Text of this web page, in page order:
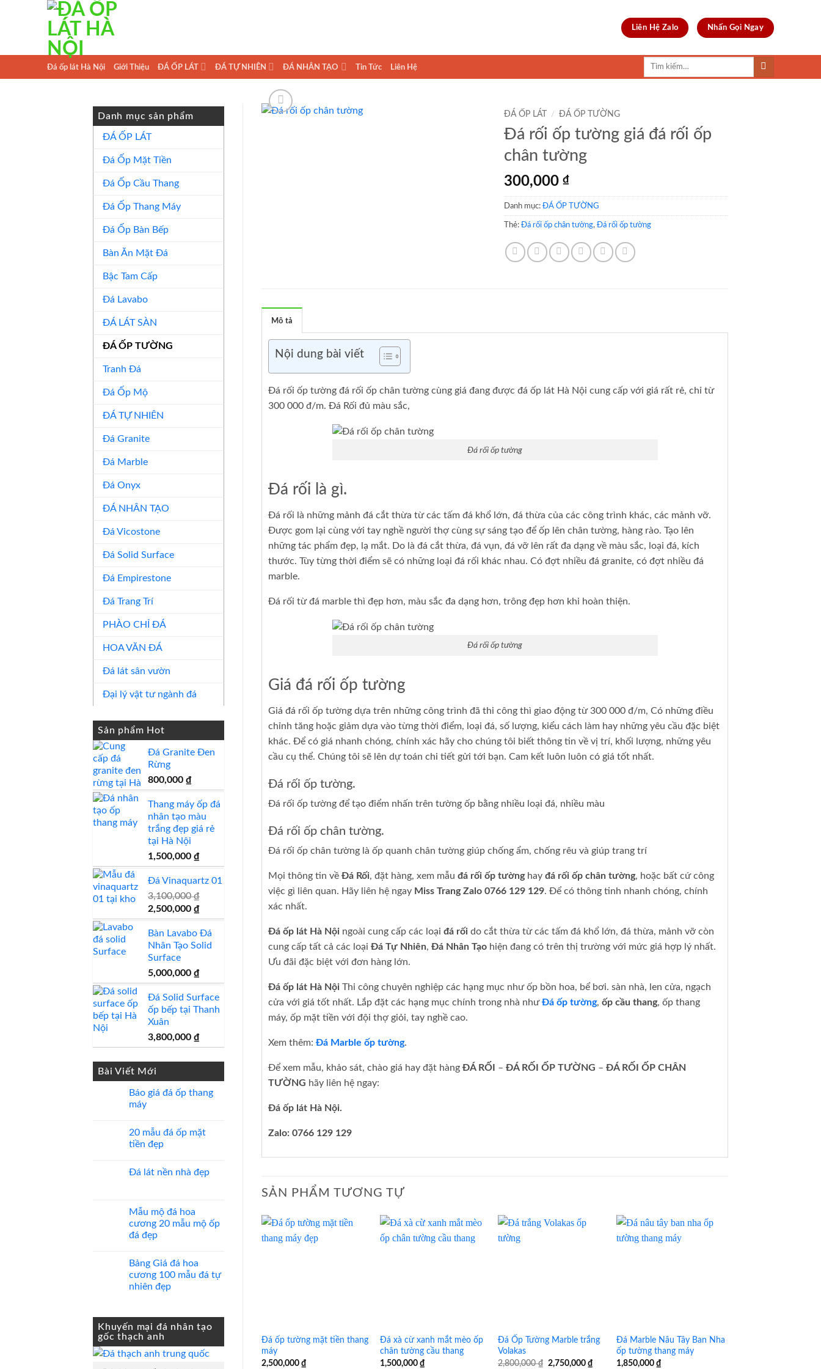
Liên Hệ Zalo Nhấn Gọi Ngay
Đá ốp lát Hà Nội Giới Thiệu ĐÁ ỐP LÁT ĐÁ TỰ NHIÊN ĐÁ NHÂN TẠO Tin Tức Liên Hệ
Tìm
Danh mục sản phẩm
ĐÁ ỐP LÁT
Đá Ốp Mặt Tiền
Đá Ốp Cầu Thang
Đá Ốp Thang Máy
Đá Ốp Bàn Bếp
Bàn Ăn Mặt Đá
Bậc Tam Cấp
Đá Lavabo
ĐÁ LÁT SÀN
ĐÁ ỐP TƯỜNG
Tranh Đá
Đá Ốp Mộ
ĐÁ TỰ NHIÊN
Đá Granite
Đá Marble
Đá Onyx
ĐÁ NHÂN TẠO
Đá Vicostone
Đá Solid Surface
Đá Empirestone
Đá Trang Trí
PHÀO CHỈ ĐÁ
HOA VĂN ĐÁ
Đá lát sân vườn
Đại lý vật tư ngành đá
Sản phẩm Hot
Đá Granite Đen
Rừng
800,000 ₫
Thang máy ốp đá
nhân tạo màu
trắng đẹp giá rẻ
tại Hà Nội
1,500,000 ₫
Đá Vinaquartz 01
3,100,000₫
Giá
gốc
là:
3,100,000 ₫.
2,500,000 ₫Giá
hiện
tại
là:
Bàn Lavabo Đá
Nhân Tạo Solid
Surface
5,000,000 ₫
Đá Solid Surface
ốp bếp tại Thanh
Xuân
3,800,000 ₫
Bài Viết Mới
Báo giá đá ốp thang
máy
bình
luận
ở
đá
20 mẫu đá ốp mặt
tiền đẹp
bình
đá
mặt
tiền
Đá lát nền nhà đẹp
luận
ở
Đá
lát
nền
Mẫu mộ đá hoa
cương 20 mẫu mộ ốp
đá đẹp
bình
luận
ở
Mẫu
cương
20
mẫu
mộ
ốp
đá
Bảng Giá đá hoa
cương 100 mẫu đá tự
nhiên đẹp
ở
Bảng
Giá
đá
Khuyến mại đá nhân tạo
gốc thạch anh
ĐÁ ỐP LÁT / ĐÁ ỐP TƯỜNG
Đá rối ốp tường giá đá rối ốp
chân tường
300,000 ₫
Danh mục: ĐÁ ỐP TƯỜNG
Thẻ: Đá rối ốp chân tường, Đá rối ốp tường
Mô tả
Nội dung bài viết
Đá rối ốp tường đá rối ốp chân tường cùng giá đang được đá ốp lát Hà Nội cung cấp với giá rất rẻ, chỉ từ
300 000 đ/m. Đá Rối đủ màu sắc,
Đá rối ốp tường
Đá rối là gì.
Đá rối là những mảnh đá cắt thừa từ các tấm đá khổ lớn, đá thừa của các công trình khác, các mảnh vỡ.
Được gom lại cùng với tay nghề người thợ cùng sự sáng tạo để ốp lên chân tường, hàng rào. Tạo lên
những tác phẩm đẹp, lạ mắt. Do là đá cắt thừa, đá vụn, đá vỡ lên rất đa dạng về màu sắc, loại đá, kích
thước. Tùy từng thời điểm sẽ có những loại đá rối khác nhau. Có đợt nhiều đá granite, có đợt nhiều đá
marble.
Đá rối từ đá marble thì đẹp hơn, màu sắc đa dạng hơn, trông đẹp hơn khi hoàn thiện.
Đá rối ốp tường
Giá đá rối ốp tường
Giá đá rối ốp tường dựa trên những công trình đã thi công thì giao động từ 300 000 đ/m, Có những điều
chỉnh tăng hoặc giảm dựa vào từng thời điểm, loại đá, số lượng, kiểu cách làm hay những yêu cầu đặc biệt
khác. Để có giá nhanh chóng, chính xác hãy cho chúng tôi biết thông tin về vị trí, khối lượng, những yêu
cầu cụ thể. Chúng tôi sẽ lên dự toán chi tiết gửi tới bạn. Cam kết luôn luôn có giá tốt nhất.
Đá rối ốp tường.
Đá rối ốp tường để tạo điểm nhấn trên tường ốp bằng nhiều loại đá, nhiều màu
Đá rối ốp chân tường.
Đá rối ốp chân tường là ốp quanh chân tường giúp chống ẩm, chống rêu và giúp trang trí
Mọi thông tin về Đá Rối, đặt hàng, xem mẫu đá rối ốp tườnghay đá rối ốp chân tường, hoặc bất cứ công
việc gì liên quan. Hãy liên hệ ngay Miss Trang Zalo 0766 129 129. Để có thông tinh nhanh chóng, chính
xác nhất.
Đá ốp lát Hà Nội ngoài cung cấp các loại đá rối do cắt thừa từ các tấm đá khổ lớn, đá thừa, mảnh vỡ còn
cung cấp tất cả các loại Đá Tự Nhiên, Đá Nhân Tạo hiện đang có trên thị trường với mức giá hợp lý nhất.
Ưu đãi đặc biệt với đơn hàng lớn.
Đá ốp lát Hà Nội Thi công chuyên nghiệp các hạng mục như ốp bồn hoa, bể bơi. sàn nhà, len cửa, ngạch
cửa với giá tốt nhất. Lắp đặt các hạng mục chính trong nhà nhưĐá ốp tường, ốp cầu thang, ốp thang
máy, ốp mặt tiền với đội thợ giỏi, tay nghề cao.
Xem thêm: Đá Marble ốp tường.
Để xem mẫu, khảo sát, chào giá hay đặt hàng ĐÁ RỐI – ĐÁ RỐI ỐP TƯỜNG – ĐÁ RỐI ỐP CHÂN
TƯỜNG hãy liên hệ ngay:
Đá ốp lát Hà Nội.
Zalo: 0766 129 129
SẢN PHẨM TƯƠNG TỰ
Đá ốp tường mặt tiền thang
máy
2,500,000 ₫
Đá xà cừ xanh mắt mèo ốp
chân tường cầu thang
1,500,000 ₫
Đá Ốp Tường Marble trắng
Volakas
2,800,000₫ Giá
2,750,000₫
Đá Marble Nâu Tây Ban Nha
ốp tường thang máy
1,850,000 ₫